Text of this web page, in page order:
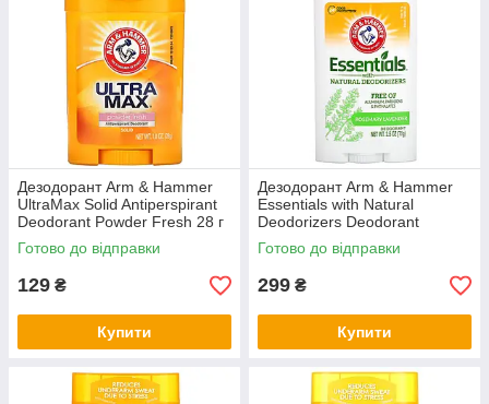
Дезодорант Arm & Hammer
UltraMax Solid Antiperspirant
Deodorant Powder Fresh 28 г
Готово до відправки
129 ₴
Купити
Дезодорант Arm & Hammer
Essentials with Natural
Deodorizers Deodorant
Rosemary Lavender 71 г
Готово до відправки
299 ₴
Купити